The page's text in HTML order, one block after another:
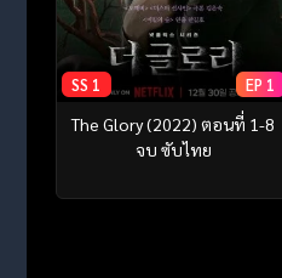
SS 1 EP 1
The Glory (2022) ตอนที่ 1-8
จบ ซับไทย